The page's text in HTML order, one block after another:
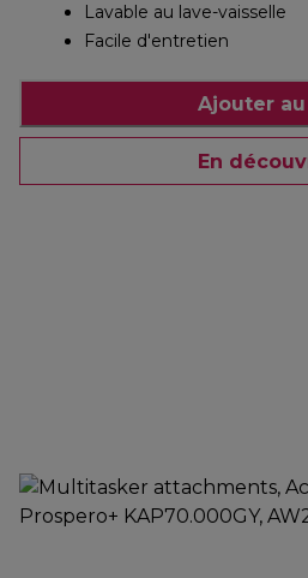
Lavable au lave-vaisselle
Facile d'entretien
Ajouter
En